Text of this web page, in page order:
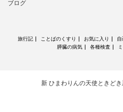
ブログ
旅行記 ことばのくすり お気に入り
膵臓の病気
各種検査
新 ひまわりんの天使ときどき